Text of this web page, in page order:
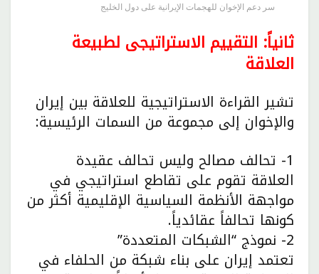
سر دعم الإخوان للهجمات الإيرانية على دول الخليج
ثانياً: التقييم الاستراتيجى لطبيعة
العلاقة
تشير القراءة الاستراتيجية للعلاقة بين إيران
والإخوان إلى مجموعة من السمات الرئيسية:
1- تحالف مصالح وليس تحالف عقيدة
العلاقة تقوم على تقاطع استراتيجي في
مواجهة الأنظمة السياسية الإقليمية أكثر من
كونها تحالفاً عقائدياً.
2- نموذج “الشبكات المتعددة”
تعتمد إيران على بناء شبكة من الحلفاء في